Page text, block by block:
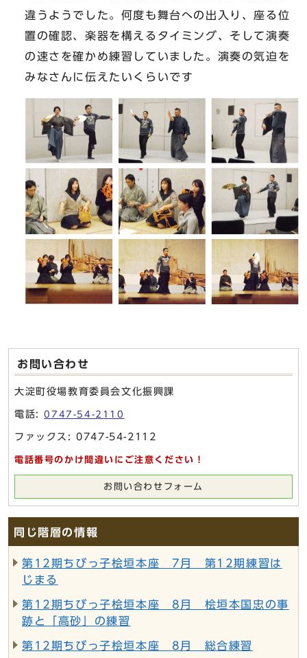
違うようでした。何度も舞台への出入り、座る位
置の確認、楽器を構えるタイミング、そして演奏
の速さを確かめ練習していました。演奏の気迫を
みなさんに伝えたいくらいです
お問い合わせ
大淀町役場教育委員会文化振興課
電話:0747-54-2110
ファックス: 0747-54-2112
電話番号のかけ間違いにご注意ください！
お問い合わせフォーム
同じ階層の情報
第12期ちびっ子桧垣本座 7月 第12期練習は
じまる
第12期ちびっ子桧垣本座 8月 桧垣本国忠の事
跡と「高砂」の練習
第12期ちびっ子桧垣本座 8月 総合練習